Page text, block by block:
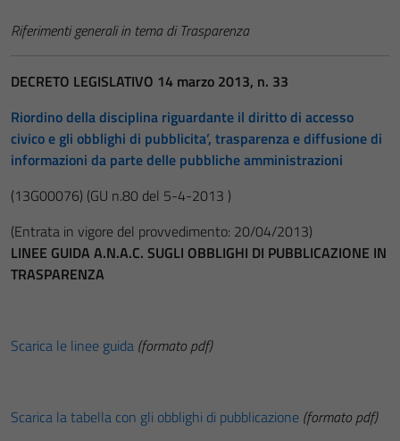
Riferimenti generali in tema di Trasparenza
DECRETO LEGISLATIVO 14 marzo 2013, n. 33
Riordino della disciplina riguardante il diritto di accesso
civico e gli obblighi di pubblicita’, trasparenza e diffusione di
informazioni da parte delle pubbliche amministrazioni
(13G00076) (GU n.80 del 5-4-2013 )
(Entrata in vigore del provvedimento: 20/04/2013)
LINEE GUIDA A.N.A.C. SUGLI OBBLIGHI DI PUBBLICAZIONE IN
TRASPARENZA
Scarica le linee guida (formato pdf)
Scarica la tabella con gli obblighi di pubblicazione (formato pdf)